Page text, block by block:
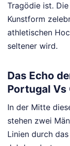
Tragödie ist.
Kunstform
athletischen
seltener wird.
Das Echo
Portugal Vs
In der Mitte
stehen zwei
Linien durch